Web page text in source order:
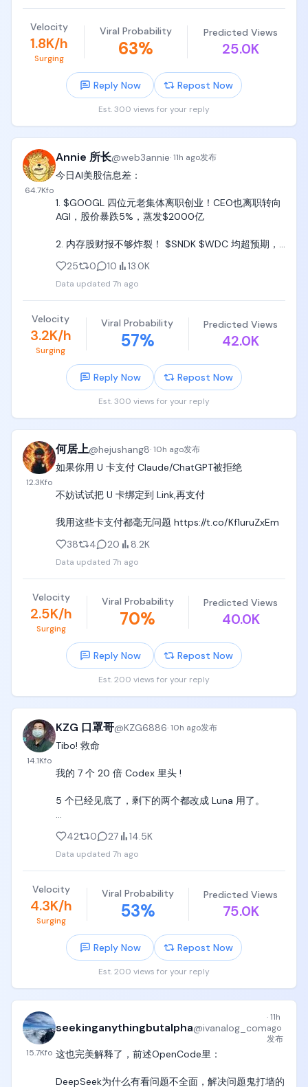
最便宜的（毕竟一个月10美元），最便宜的里面最好
的。
如果有更便宜更好的，应该也没有我更轻量无依赖。
https://t.co/1QyntjWAW6
Velocity
1.8K/h
Surging
Viral Probability
63%
Predicted Views
25.0K
Reply Now Repost Now
Est. 300 views for your reply
64.7Kfo
Annie 所长@web3annie·11h ago发布
今日AI美股信息差：
1. $GOOGL 四位元老集体离职创业！CEO也离职转向
AGI，股价暴跌5%，蒸发$2000亿
2. 内存股财报不够炸裂！ $SNDK $WDC 均超预期，
3. $Meta 上新 AI！Muse Code：首个编程代理，直
接对标 Anthropic 的 Claude Code、OpenAI 的
Codex
4. $NVDA 合作中国基站！找了深圳佳贤通信合作端侧
算力，未来 AI 算力不能只堆在数据中心里，需要通过
基站无线传输，利好 $NOK ？
亿，投了一家私营公司，可能是Anthropic、
25 0 10 13.0K
Data updated 7h ago
Velocity
3.2K/h
Surging
Viral Probability
57%
Predicted Views
42.0K
Reply Now Repost Now
Est. 300 views for your reply
12.3Kfo
何居上@hejushang8·10h ago发布
如果你用 U 卡支付 Claude/ChatGPT被拒绝
不妨试试把 U 卡绑定到 Link,再支付
我用这些卡支付都毫无问题 https://t.co/Kf1uruZxEm
38
4 20 8.2K
Data updated 7h ago
Velocity
2.5K/h
Surging
Viral Probability
70%
Predicted Views
40.0K
Reply Now Repost Now
Est. 200 views for your reply
14.1Kfo
KZG 口罩哥@KZG6886·10h ago发布
Tibo! 救命
我的 7 个 20 倍 Codex 里头 !
5 个已经见底了，剩下的两个都改成 Luna 用了。
现在全是 8 月 8 号，我要疯了。
@thsottiaux
42 0 27 14.5K
Data updated 7h ago
Velocity
4.3K/h
Surging
Viral Probability
53%
Predicted Views
75.0K
Reply Now Repost Now
Est. 200 views for your reply
15.7Kfo
seekinganythingbutalpha@ivanalog_com
·11h
ago
发布
这也完美解释了，前述OpenCode里：
DeepSeek为什么有看问题不全面，解决问题鬼打墙的